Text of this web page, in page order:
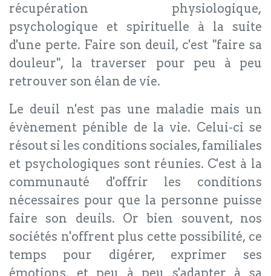
récupération physiologique,
psychologique et spirituelle à la suite
d'une perte. Faire son deuil, c'est "faire sa
douleur", la traverser pour peu à peu
retrouver son élan de vie.
Le deuil n'est pas une maladie mais un
évènement pénible de la vie. Celui-ci se
résout si les conditions sociales, familiales
et psychologiques sont réunies. C'est à la
communauté d'offrir les conditions
nécessaires pour que la personne puisse
faire son deuils. Or bien souvent, nos
sociétés n'offrent plus cette possibilité, ce
temps pour digérer, exprimer ses